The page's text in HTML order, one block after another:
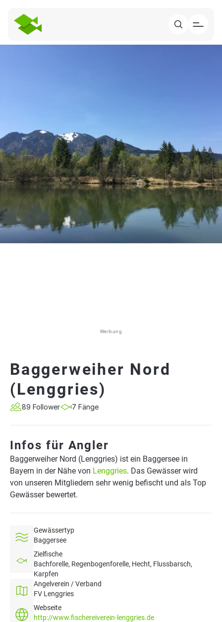
Werbung
Baggerweiher Nord
(Lenggries)
89 Follower 7 Fänge
Infos für Angler
Baggerweiher Nord (Lenggries) ist ein Baggersee in
Bayern in der Nähe von Lenggries. Das Gewässer wird
von unseren Mitgliedern sehr wenig befischt und als Top
Gewässer bewertet.
Gewässertyp
Baggersee
Zielfische
Bachforelle, Regenbogenforelle, Hecht, Flussbarsch,
Karpfen
Angelverein / Verband
FV Lenggries
Webseite
http://www.fischereiverein-lenggries.de